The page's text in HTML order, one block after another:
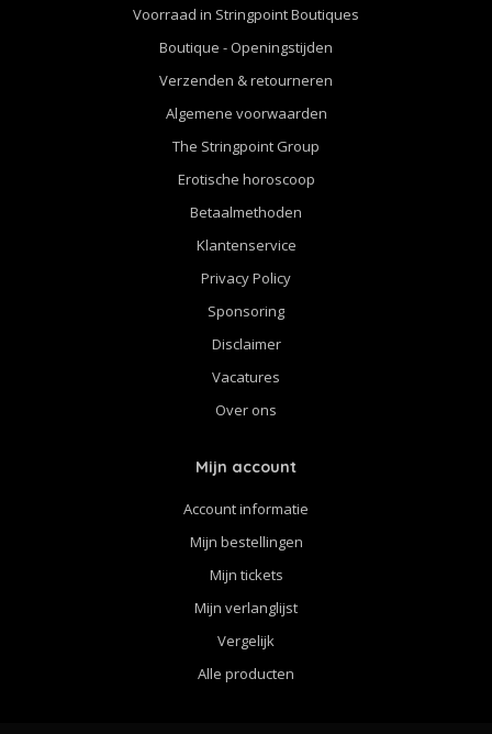
Voorraad in Stringpoint Boutiques
Boutique - Openingstijden
Verzenden & retourneren
Algemene voorwaarden
The Stringpoint Group
Erotische horoscoop
Betaalmethoden
Klantenservice
Privacy Policy
Sponsoring
Disclaimer
Vacatures
Over ons
Mijn account
Account informatie
Mijn bestellingen
Mijn tickets
Mijn verlanglijst
Vergelijk
Alle producten